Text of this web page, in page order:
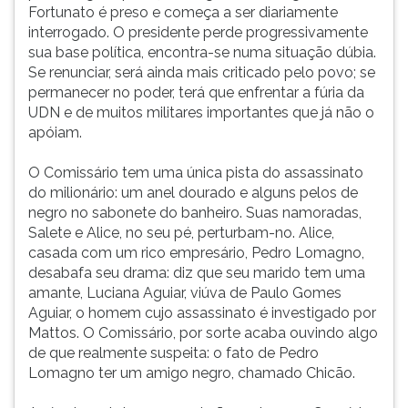
Fortunato é preso e começa a ser diariamente
interrogado. O presidente perde progressivamente
sua base política, encontra-se numa situação dúbia.
Se renunciar, será ainda mais criticado pelo povo; se
permanecer no poder, terá que enfrentar a fúria da
UDN e de muitos militares importantes que já não o
apóiam.
O Comissário tem uma única pista do assassinato
do milionário: um anel dourado e alguns pelos de
negro no sabonete do banheiro. Suas namoradas,
Salete e Alice, no seu pé, perturbam-no. Alice,
casada com um rico empresário, Pedro Lomagno,
desabafa seu drama: diz que seu marido tem uma
amante, Luciana Aguiar, viúva de Paulo Gomes
Aguiar, o homem cujo assassinato é investigado por
Mattos. O Comissário, por sorte acaba ouvindo algo
de que realmente suspeita: o fato de Pedro
Lomagno ter um amigo negro, chamado Chicão.